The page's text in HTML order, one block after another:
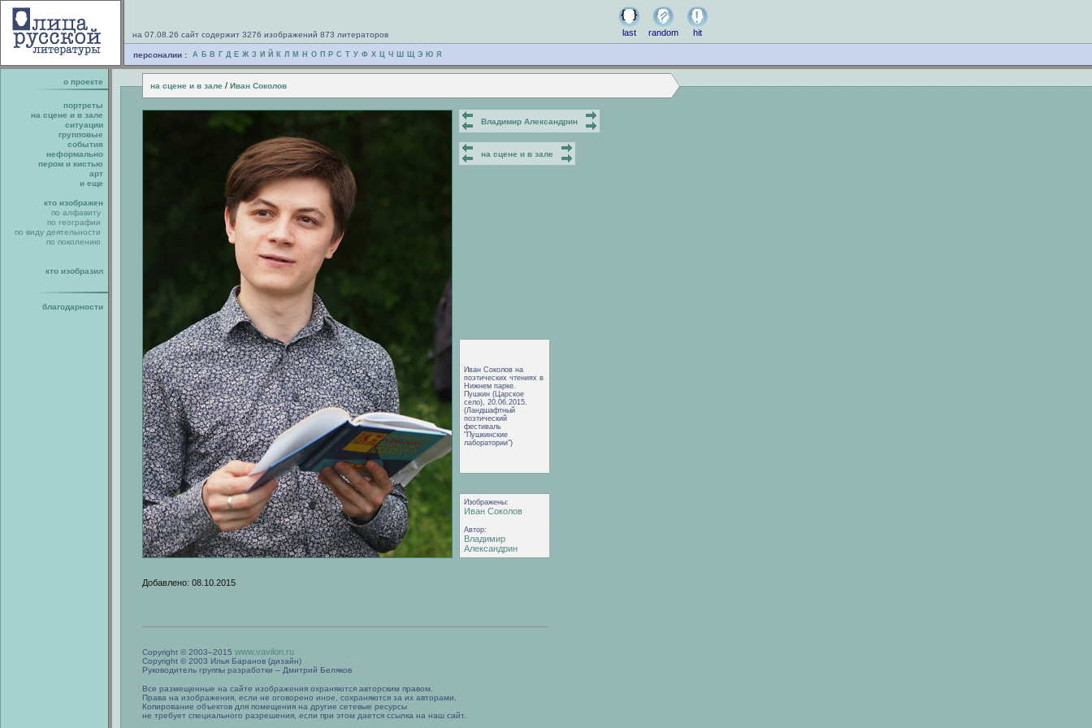
на 07.08.26 сайт содержит 3276 изображений 873 литераторов last random hit
персоналии : А Б В Г Д Е Ж З И Й К Л М Н О П Р С Т У Ф Х Ц Ч Ш Щ Э Ю Я
о проекте на сцене и в зале / Иван Соколов
портреты
на сцене и в зале
ситуации
групповые
события
неформально
пером и кистью
арт
и еще
кто изображен
по алфавиту
по географии
по виду деятельности
по поколению
кто изобразил
благодарности
Владимир Александрин
на сцене и в зале
Иван Соколов на
поэтических чтениях в
Нижнем парке.
Пушкин (Царское
село), 20.06.2015.
(Ландшафтный
поэтический
фестиваль
"Пушкинские
лаборатории")
Изображены:
Иван Соколов
Автор:
Владимир
Александрин
Добавлено: 08.10.2015
Copyright © 2003–2015 www.vavilon.ru
Copyright © 2003 Илья Баранов (дизайн)
Руководитель группы разработки – Дмитрий Беляков
Все размещенные на сайте изображения охраняются авторским правом.
Права на изображения, если не оговорено иное, сохраняются за их авторами.
Копирование объектов для помещения на другие сетевые ресурсы
не требует специального разрешения, если при этом дается ссылка на наш сайт.